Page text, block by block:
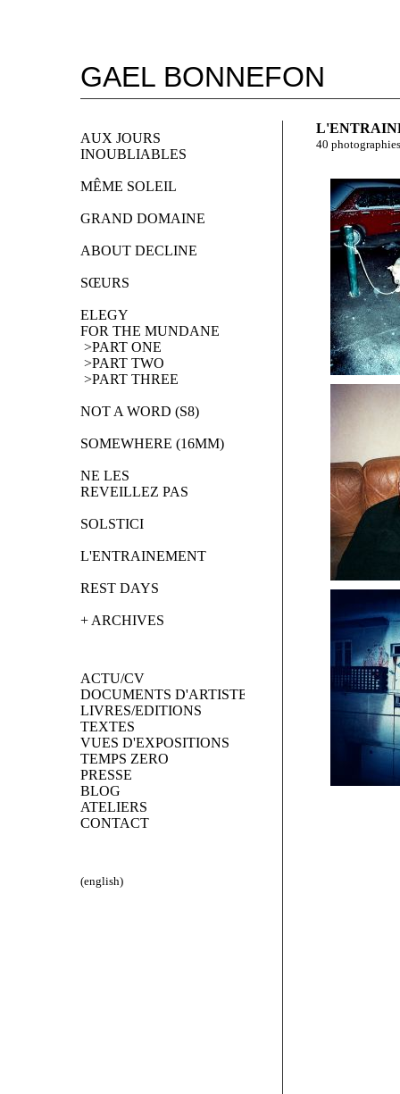
GAEL BONNEFON
AUX JOURS
INOUBLIABLES
MÊME SOLEIL
GRAND DOMAINE
ABOUT DECLINE
SŒURS
ELEGY
FOR THE MUNDANE
>PART ONE
>PART TWO
>PART THREE
NOT A WORD (S8)
SOMEWHERE (16MM)
NE LES
REVEILLEZ PAS
SOLSTICI
L'ENTRAINEMENT
REST DAYS
+ ARCHIVES
ACTU/CV
DOCUMENTS D'ARTISTES
LIVRES/EDITIONS
TEXTES
VUES D'EXPOSITIONS
TEMPS ZERO
PRESSE
BLOG
ATELIERS
CONTACT
(english)
40 photographies